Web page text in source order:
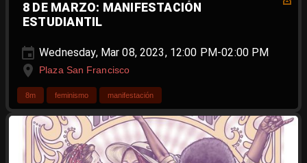
8 DE MARZO: MANIFESTACIÓN
ESTUDIANTIL
Wednesday, Mar 08, 2023, 12:00 PM-02:00 PM
Plaza San Francisco
8m feminismo manifestación